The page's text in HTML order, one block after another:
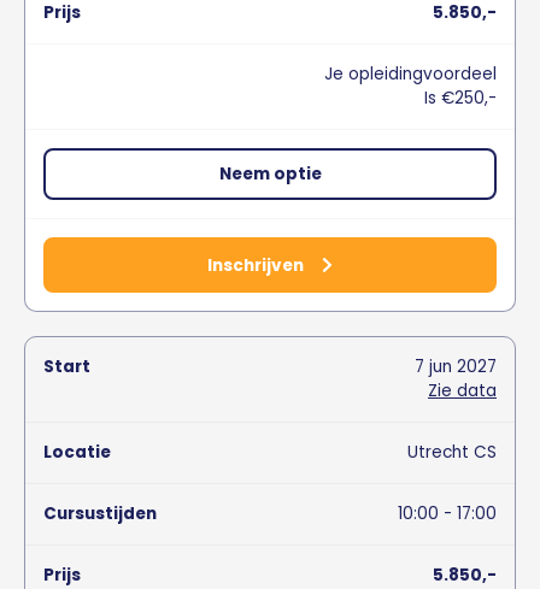
5.850,-
Je opleidingvoordeel
Is €250,-
Neem optie
Inschrijven
7 jun 2027
Zie data
Utrecht CS
10:00 - 17:00
5.850,-